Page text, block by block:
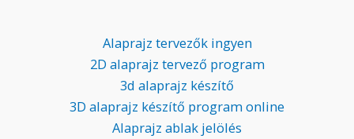
Alaprajz tervezők ingyen
2D alaprajz tervező program
3d alaprajz készítő
3D alaprajz készítő program online
Alaprajz ablak jelölés